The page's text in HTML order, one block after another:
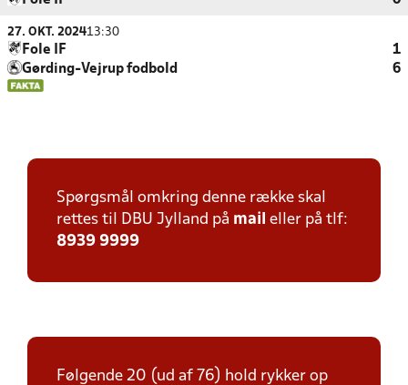
27. OKT. 202413:30
Fole IF
1
Gørding-Vejrup fodbold
6
Spørgsmål omkring denne række skal
rettes til DBU Jylland på mail eller på tlf:
8939 9999
Følgende 20 (ud af 76) hold rykker op